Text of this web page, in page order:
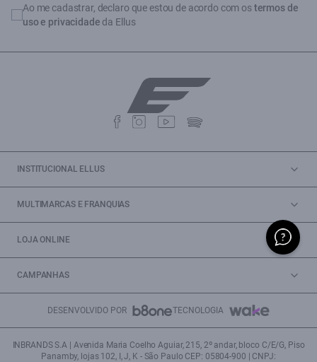
Ao me cadastrar, declaro que estou de acordo com ostermos de
uso e privacidade da Ellus
INSTITUCIONAL ELLUS
MULTIMARCAS E FRANQUIAS
LOJA ONLINE
CAMPANHAS
DESENVOLVIDO POR TECNOLOGIA
INBRANDS S.A | Avenida Maria Coelho Aguiar, 215, 2º andar, bloco C/E/G, Piso
Panamby, lojas 102, I, J, K - São Paulo CEP: 05804-900 | CNPJ: